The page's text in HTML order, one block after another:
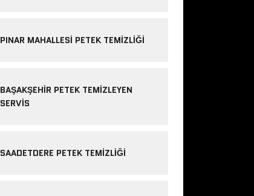
PINAR MAHALLESI PETEK TEMIZLIĞI
BAŞAKŞEHIR PETEK TEMIZLEYEN
SERVIS
SAADETDERE PETEK TEMIZLIĞI